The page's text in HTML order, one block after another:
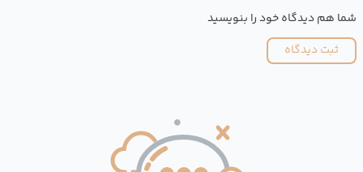
شما هم دیدگاه خود را بنویسید
ثبت دیدگاه